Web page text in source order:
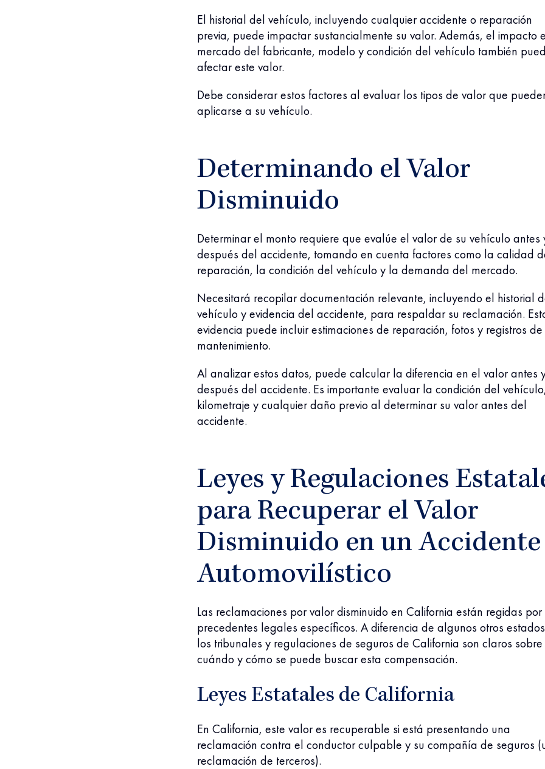
El historial del vehículo, incluyendo cualquier accidente o reparación
previa, puede impactar sustancialmente su valor. Además, el impacto
mercado del fabricante, modelo y condición del vehículo también
afectar este valor.
Debe considerar estos factores al evaluar los tipos de valor que
aplicarse a su vehículo.
Determinando el Valor
Disminuido
Determinar el monto requiere que evalúe el valor de su vehículo antes
después del accidente, tomando en cuenta factores como la calidad
reparación, la condición del vehículo y la demanda del mercado.
Necesitará recopilar documentación relevante, incluyendo el historial
vehículo y evidencia del accidente, para respaldar su reclamación.
evidencia puede incluir estimaciones de reparación, fotos y registros de
mantenimiento.
Al analizar estos datos, puede calcular la diferencia en el valor antes
después del accidente. Es importante evaluar la condición del
kilometraje y cualquier daño previo al determinar su valor antes del
accidente.
Leyes y Regulaciones
para Recuperar el Valor
Disminuido en un Accidente
Automovilístico
Las reclamaciones por valor disminuido en California están regidas por
precedentes legales específicos. A diferencia de algunos otros
los tribunales y regulaciones de seguros de California son claros sobre
cuándo y cómo se puede buscar esta compensación.
Leyes Estatales de California
En California, este valor es recuperable si está presentando una
reclamación contra el conductor culpable y su compañía de seguros
reclamación de terceros).